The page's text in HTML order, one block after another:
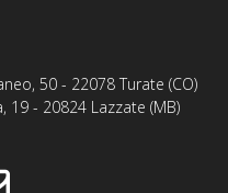
50 - 22078 Turate (CO)
19 - 20824 Lazzate (MB)